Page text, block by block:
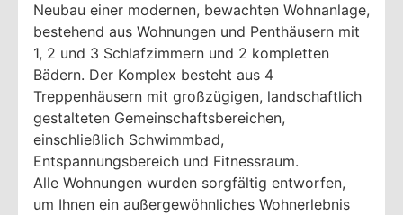
Neubau einer modernen, bewachten Wohnanlage,
bestehend aus Wohnungen und Penthäusern mit
1, 2 und 3 Schlafzimmern und 2 kompletten
Bädern. Der Komplex besteht aus 4
Treppenhäusern mit großzügigen, landschaftlich
gestalteten Gemeinschaftsbereichen,
einschließlich Schwimmbad,
Entspannungsbereich und Fitnessraum.
Alle Wohnungen wurden sorgfältig entworfen,
um Ihnen ein außergewöhnliches Wohnerlebnis